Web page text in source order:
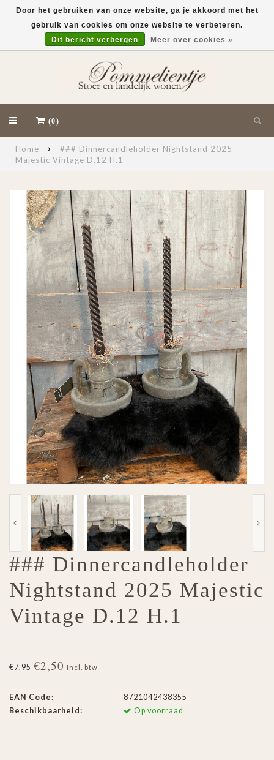
(0)
Home
### Dinnercandleholder Nightstand 2025
Majestic Vintage D.12 H.1
### Dinnercandleholder
Nightstand 2025 Majestic
Vintage D.12 H.1
€7,95 €2,50 Incl. btw
EAN Code:
8721042438355
Beschikbaarheid:
Op voorraad
Door het gebruiken van onze website, ga je akkoord met het
gebruik van cookies om onze website te verbeteren.
Dit bericht verbergen
Meer over cookies »